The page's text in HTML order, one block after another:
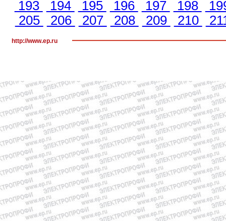
193 194 195 196 197 198
205
206 207 208 209 210
http://www.ep.ru